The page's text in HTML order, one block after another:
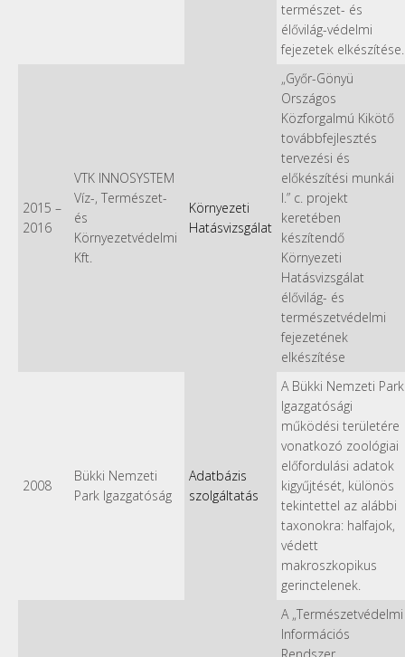
természet- és
élővilág-védelmi
fejezetek elkészítése.
2015 –
2016
VTK INNOSYSTEM
Víz-, Természet-
és
Környezetvédelmi
Kft.
Környezeti
Hatásvizsgálat
„Győr-Gönyü
Országos
Közforgalmú Kikötő
továbbfejlesztés
tervezési és
előkészítési munkái
I.” c. projekt
keretében
készítendő
Környezeti
Hatásvizsgálat
élővilág- és
természetvédelmi
fejezetének
elkészítése
2008
Bükki Nemzeti
Park Igazgatóság
Adatbázis
szolgáltatás
A Bükki Nemzeti Park
Igazgatósági
működési területére
vonatkozó zoológiai
előfordulási adatok
kigyűjtését, különös
tekintettel az alábbi
taxonokra: halfajok,
védett
makroszkopikus
gerinctelenek.
A „Természetvédelmi
Információs